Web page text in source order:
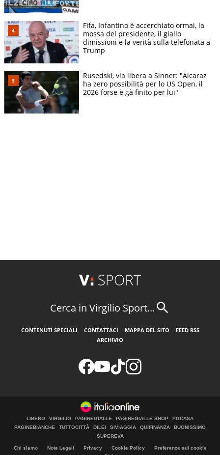
Fifa, Infantino è accerchiato ormai, la
mossa del presidente, il giallo
dimissioni e la verità sulla telefonata a
Trump
Rusedski, via libera a Sinner: "Alcaraz
ha zero possibilità per lo US Open, il
2026 forse è gà finito per lui"
Cerca in Virgilio Sport...
CONTENUTI SPECIALI CONTATTACI MAPPA DEL SITO
FEED RSS
ARCHIVIO
LIBERO VIRGILIO PAGINEGIALLE PAGINEGIALLE SHOP
PGCASA
PAGINEBIANCHE
TUTTOCITTÀ DILEI SIVIAGGIA QUIFINANZA
BUONISSIMO
SUPEREVA
Chi siamo Note Legali Privacy Cookie Policy
Preferenze sui cookie